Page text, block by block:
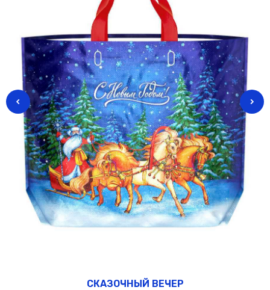
СКАЗОЧНЫЙ ВЕЧЕР